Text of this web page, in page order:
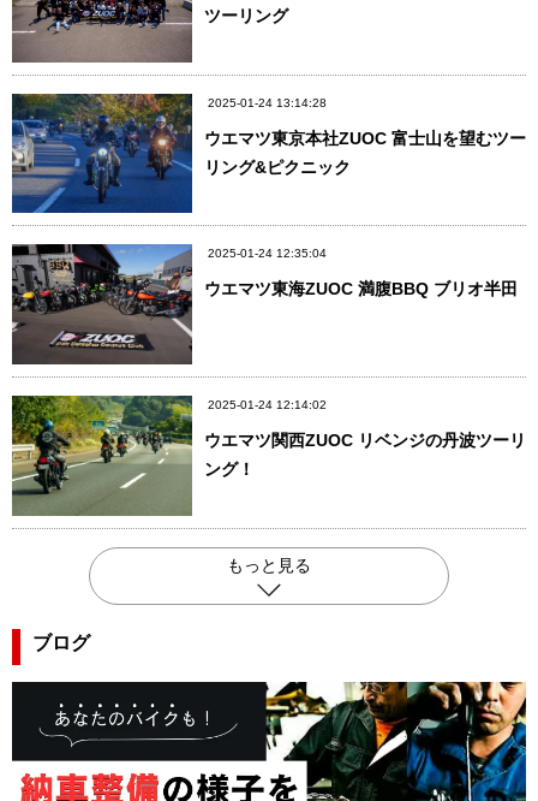
ツーリング
2025-01-24 13:14:28
ウエマツ東京本社ZUOC 富士山を望むツー
リング&ピクニック
2025-01-24 12:35:04
ウエマツ東海ZUOC 満腹BBQ ブリオ半田
2025-01-24 12:14:02
ウエマツ関西ZUOC リベンジの丹波ツーリ
ング！
もっと見る
ブログ